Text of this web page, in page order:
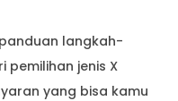
langkah-
pemilihan jenis X
yang bisa kamu